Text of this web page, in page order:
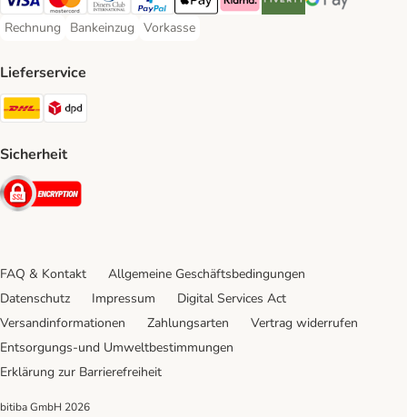
Visa Payment Method
Mastercard Payment Method
Diners Club Payment Method
PayPal Payment Method
Apple Pay Payment Method
Klarna Payment Method
Riverty Payment Method
Google Pay
Rechnung
Rechnung Payment Method
Bankeinzug
Bankeinzug Payment Method
Vorkasse
Vorkasse Payment Method
Lieferservice
DHL Shipping Method
Sicherheit
Security
FAQ & Kontakt
Allgemeine Geschäftsbedingungen
Datenschutz
Impressum
Digital Services Act
Versandinformationen
Zahlungsarten
Vertrag widerrufen
Entsorgungs-und Umweltbestimmungen
Erklärung zur Barrierefreiheit
bitiba GmbH 2026